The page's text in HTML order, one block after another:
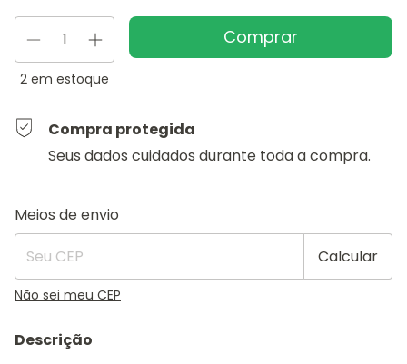
2 em estoque
Compra protegida
Seus dados cuidados durante toda a compra.
Entregas para o CEP:
Meios de envio
Calcular
Não sei meu CEP
Descrição